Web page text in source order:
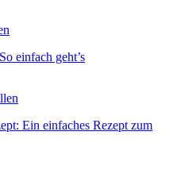
einfach geht’s
Ein einfaches Rezept zum